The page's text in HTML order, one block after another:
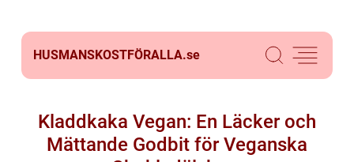
HUSMANSKOSTFÖRALLA.se
Kladdkaka Vegan: En Läcker och
Mättande Godbit för Veganska